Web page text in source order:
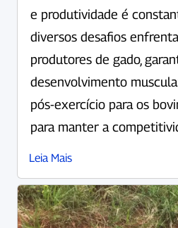
e produtividade é
diversos desafios
produtores de gado,
desenvolvimento
pós-exercício para os
para manter a
Leia Mais